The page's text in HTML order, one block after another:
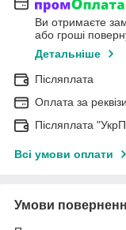
Ви отримаєте
або гроші
Детальніше
Післяплата
Оплата за
Післяплата
Всі умови оплати
Умови